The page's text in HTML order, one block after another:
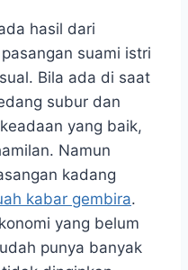
hasil dari
suami istri
Bila ada di saat
subur dan
yang baik,
Namun
kadang
kabar gembira.
yang belum
punya banyak